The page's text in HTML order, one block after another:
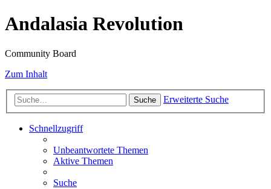
Andalasia Revolution
Community Board
Zum Inhalt
Suche Erweiterte Suche
Schnellzugriff
Unbeantwortete Themen
Aktive Themen
Suche